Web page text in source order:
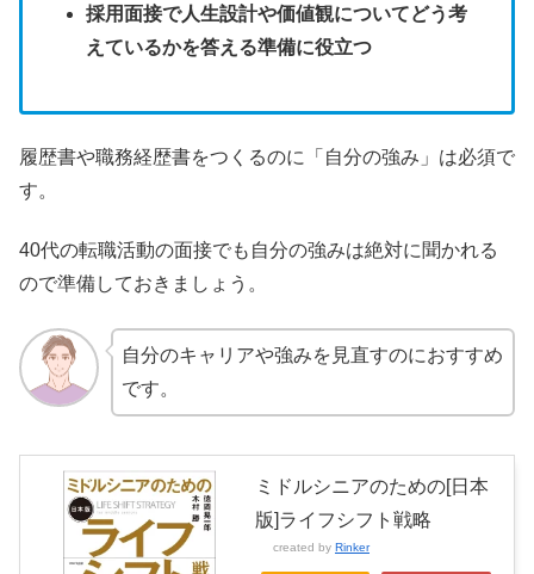
採用面接で人生設計や価値観についてどう考
えているかを答える準備に役立つ
履歴書や職務経歴書をつくるのに「自分の強み」は必須で
す。
40代の転職活動の面接でも自分の強みは絶対に聞かれる
ので準備しておきましょう。
自分のキャリアや強みを見直すのにおすすめ
です。
ミドルシニアのための[日本
版]ライフシフト戦略
created by Rinker